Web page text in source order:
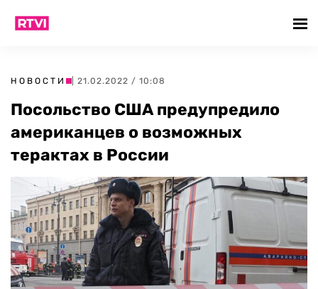
НОВОСТИ | 21.02.2022 / 10:08
Посольство США предупредило
американцев о возможных
терактах в России